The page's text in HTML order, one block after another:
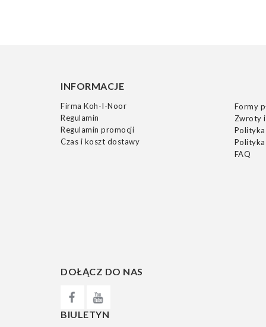
INFORMACJE
Firma Koh-I-Noor
Regulamin
Regulamin promocji
Czas i koszt dostawy
Formy
Zwroty
FAQ
DOŁĄCZ DO NAS
BIULETYN